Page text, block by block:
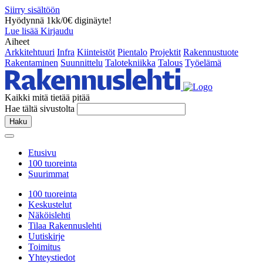
Siirry sisältöön
Hyödynnä 1kk/0€ diginäyte!
Lue lisää Kirjaudu
Aiheet
Arkkitehtuuri Infra Kiinteistöt Pientalo Projektit Rakennustuote
Rakentaminen Suunnittelu Talotekniikka Talous Työelämä
Kaikki mitä tietää pitää
Hae tältä sivustolta
Haku
Etusivu
100 tuoreinta
Suurimmat
100 tuoreinta
Keskustelut
Näköislehti
Tilaa Rakennuslehti
Uutiskirje
Toimitus
Yhteystiedot